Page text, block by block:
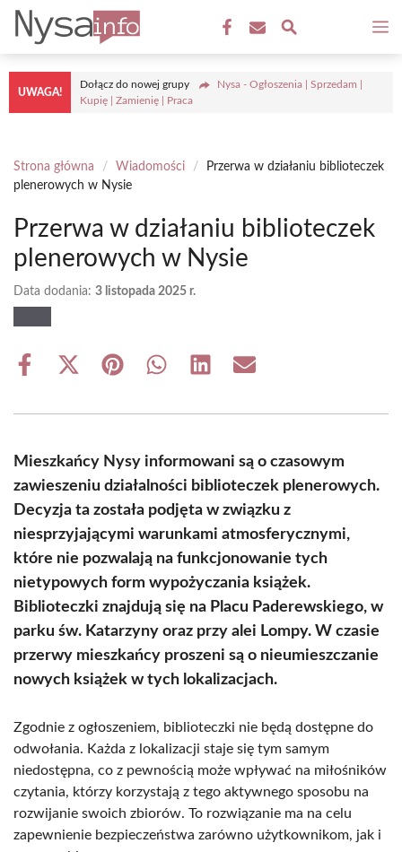
Przejdź
treści
UWAGA!
Dołącz do nowej grupy
Nysa - Ogłoszenia | Sprzedam |
Kupię | Zamienię | Praca
Strona główna / Wiadomości /
Przerwa w działaniu biblioteczek
plenerowych w Nysie
Przerwa w działaniu biblioteczek
plenerowych w Nysie
Data dodania: 3 listopada 2025 r.
Share
Share
(Twitter)
Share Share Share Share
Mieszkańcy Nysy informowani są o czasowym
zawieszeniu działalności biblioteczek plenerowych.
Decyzja ta została podjęta w związku z
niesprzyjającymi warunkami atmosferycznymi,
które nie pozwalają na funkcjonowanie tych
nietypowych form wypożyczania książek.
Biblioteczki znajdują się na Placu Paderewskiego, w
parku św. Katarzyny oraz przy alei Lompy. W czasie
przerwy mieszkańcy proszeni są o nieumieszczanie
nowych książek w tych lokalizacjach.
Zgodnie z ogłoszeniem, biblioteczki nie będą dostępne do
odwołania. Każda z lokalizacji staje się tym samym
niedostępna, co z pewnością może wpływać na miłośników
czytania, którzy korzystają z tego aktywnego sposobu na
rozwijanie swoich zbiorów. To rozwiązanie ma na celu
zapewnienie bezpieczeństwa zarówno użytkownikom, jak i